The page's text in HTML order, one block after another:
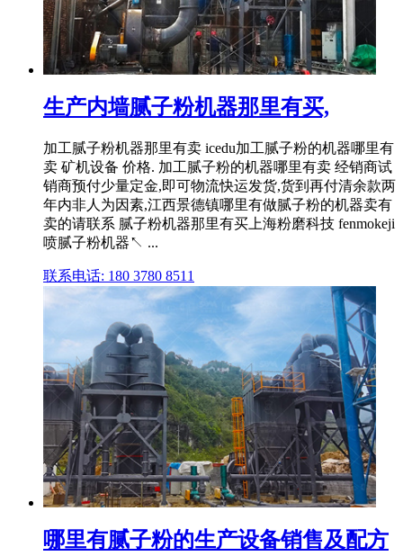
生产内墙腻子粉机器那里有买,
加工腻子粉机器那里有卖 icedu加工腻子粉的机器哪里有
卖 矿机设备 价格. 加工腻子粉的机器哪里有卖 经销商试
销商预付少量定金,即可物流快运发货,货到再付清余款两
年内非人为因素,江西景德镇哪里有做腻子粉的机器卖有
卖的请联系 腻子粉机器那里有买上海粉磨科技 fenmokeji
喷腻子粉机器↖ ...
联系电话: 180 3780 8511
哪里有腻子粉的生产设备销售及配方